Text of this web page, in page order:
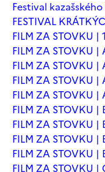
Festival
FESTIVAL
FILM ZA STOVKU |
FILM ZA STOVKU
FILM ZA STOVKU |
FILM ZA STOVKU
FILM ZA STOVKU |
FILM ZA STOVKU |
FILM ZA STOVKU |
FILM ZA STOVKU
FILM ZA STOVKU
FILM ZA STOVKU